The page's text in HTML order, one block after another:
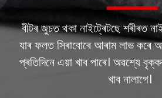
বীটৰ জুচত থকা নাইট্ৰেটছে শৰীৰত
যাৰ ফলত সিৰাবোৰে আৰাম লাভ কৰে
প্ৰতিদিনে এয়া খাব পাৰে। অৱশ্যে
খাব নালাগে।